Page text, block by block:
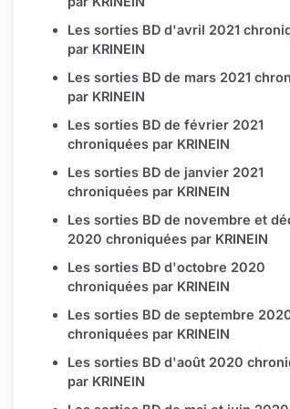
Les sorties BD d'avril 2021
par KRINEIN
Les sorties BD de mars 2021
par KRINEIN
Les sorties BD de février 2021
chroniquées par KRINEIN
Les sorties BD de janvier 2021
chroniquées par KRINEIN
Les sorties BD de novembre et
2020 chroniquées par KRINEIN
Les sorties BD d'octobre 2020
chroniquées par KRINEIN
Les sorties BD de septembre
chroniquées par KRINEIN
Les sorties BD d'août 2020
par KRINEIN